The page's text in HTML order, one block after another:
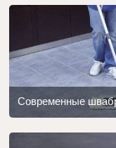
Современные